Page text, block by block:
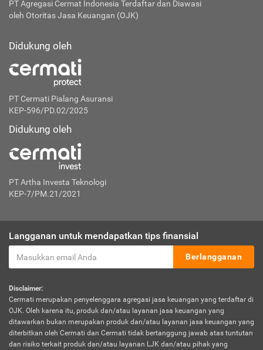
PT Agregasi Cermat Indonesia Terdaftar dan Diawasi
oleh Otoritas Jasa Keuangan (OJK)
Didukung oleh
PT Cermati Pialang Asuransi
KEP-596/PD.02/2025
Didukung oleh
PT Artha Investa Teknologi
KEP-7/PM.21/2021
Langganan untuk mendapatkan tips finansial
Berlangganan
Disclaimer:
Cermati merupakan penyelenggara agregasi jasa keuangan yang terdaftar di
OJK. Oleh karena itu, produk dan/atau layanan jasa keuangan yang
ditawarkan bukan merupakan produk dan/atau layanan jasa keuangan yang
diterbitkan oleh Cermati dan Cermati tidak bertanggung jawab atas tuntutan
dan risiko terkait produk dan/atau layanan LJK dan/atau pihak yang